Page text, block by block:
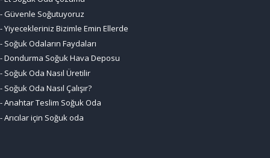
Güvenle Soğutuyoruz
Yiyecekleriniz Bizimle Emin Ellerde
Soğuk Odaların Faydaları
Dondurma Soğuk Hava Deposu
Soğuk Oda Nasıl Üretilir
Soğuk Oda Nasıl Çalışır?
Anahtar Teslim Soğuk Oda
Arıcılar için Soğuk oda
Soğuk Oda Motorları